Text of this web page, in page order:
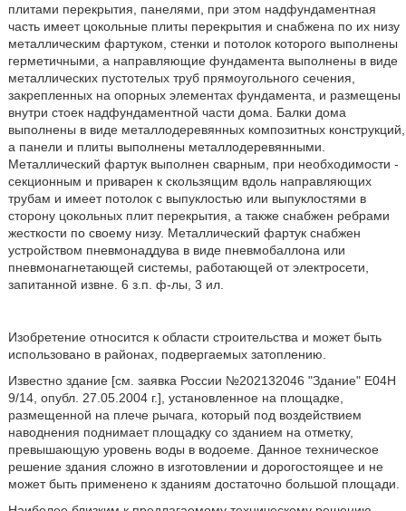
плитами перекрытия, панелями, при этом надфундаментная
часть имеет цокольные плиты перекрытия и снабжена по их низу
металлическим фартуком, стенки и потолок которого выполнены
герметичными, а направляющие фундамента выполнены в виде
металлических пустотелых труб прямоугольного сечения,
закрепленных на опорных элементах фундамента, и размещены
внутри стоек надфундаментной части дома. Балки дома
выполнены в виде металлодеревянных композитных конструкций,
а панели и плиты выполнены металлодеревянными.
Металлический фартук выполнен сварным, при необходимости -
секционным и приварен к скользящим вдоль направляющих
трубам и имеет потолок с выпуклостью или выпуклостями в
сторону цокольных плит перекрытия, а также снабжен ребрами
жесткости по своему низу. Металлический фартук снабжен
устройством пневмонаддува в виде пневмобаллона или
пневмонагнетающей системы, работающей от электросети,
запитанной извне. 6 з.п. ф-лы, 3 ил.
Изобретение относится к области строительства и может быть
использовано в районах, подвергаемых затоплению.
Известно здание [см. заявка России №202132046 "Здание" E04H
9/14, опубл. 27.05.2004 г.], установленное на площадке,
размещенной на плече рычага, который под воздействием
наводнения поднимает площадку со зданием на отметку,
превышающую уровень воды в водоеме. Данное техническое
решение здания сложно в изготовлении и дорогостоящее и не
может быть применено к зданиям достаточно большой площади.